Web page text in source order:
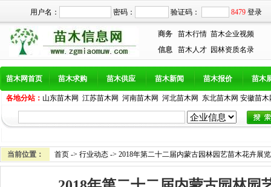
用户名： 密码： 验证码： 8479 登录
商务 苗木行情 苗木企业视频
信息 苗木人才 园林资质名录
苗木网首页 苗木求购 苗木供应 苗木新闻 苗木报价 苗木
各地分站： 山东苗木网 江苏苗木网 河南苗木网 河北苗木网 东北苗木网 安徽苗木
当前位置： 首页 -> 行业动态 -> 2018年第二十二届内蒙古园林园艺苗木花卉展